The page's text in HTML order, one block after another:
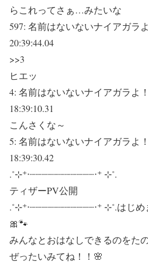
らこれってさぁ…みたいな
597: 名前はないないナイアガラ
20:39:44.04
>>3
ヒエッ
4: 名前はないないナイアガラよ！
18:39:10.31
こんさくな～
5: 名前はないないナイアガラよ！
18:39:30.42
.˚⊹⁺‧┈┈┈┈┈┈┈┈┈┈┈‧⁺ ⊹˚.
ティザーPV公開
.˚⊹⁺‧┈┈┈┈┈┈┈┈┈┈┈‧⁺ ⊹˚.はじ
🎀🐾
みんなとおはなしできるのをた
ぜったいみてね！！🌸